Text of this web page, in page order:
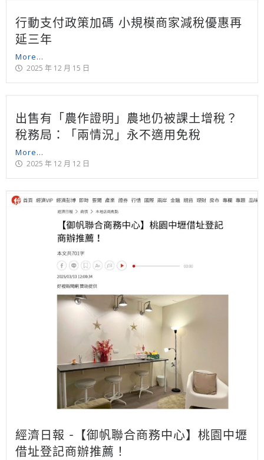
行動支付政策加碼 小規模商家減稅優惠再
延三年
More...
2025 年 12 月 15 日
出售有「農作證明」農地仍被課土增稅？
稅務局：「兩情況」永不適用免稅
More...
2025 年 12 月 12 日
經濟日報 -【御帆聯合商務中心】桃園中壢
借址登記商辦推薦！